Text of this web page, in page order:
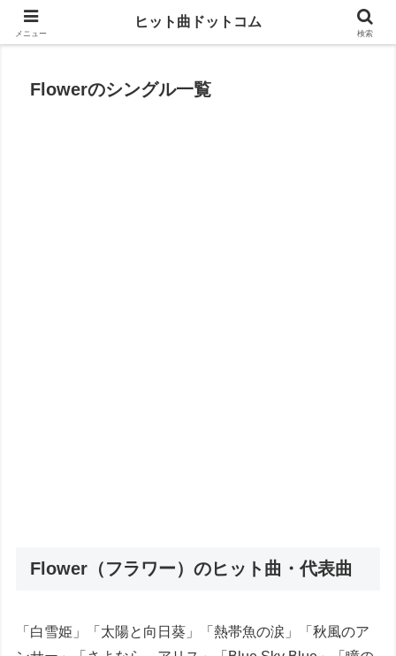
思い出の曲がすぐに見つかる
Flowerのシングル一覧
Flower（フラワー）のヒット曲・代表曲
「白雪姫」「太陽と向日葵」「熱帯魚の涙」「秋風のア
メニュー
ヒット曲ドットコム
検索